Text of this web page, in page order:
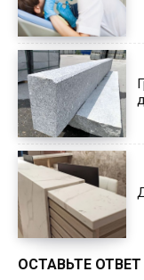
ОСТАВЬТЕ ОТВЕТ